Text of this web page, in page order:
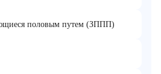
половым путем (ЗППП)